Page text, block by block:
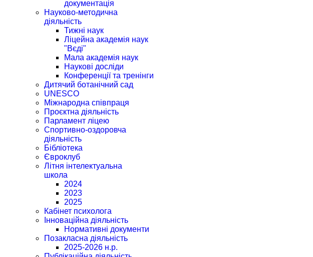
документація
Науково-методична
діяльність
Тижні наук
Ліцейна академія наук
"Вєді"
Мала академія наук
Наукові досліди
Конференції та тренінги
Дитячий ботанічний сад
UNESCO
Міжнародна співпраця
Проєктна діяльність
Парламент ліцею
Спортивно-оздоровча
діяльність
Бібліотека
Євроклуб
Літня інтелектуальна
школа
2024
2023
2025
Кабінет психолога
Інноваційна діяльність
Нормативні документи
Позакласна діяльність
2025-2026 н.р.